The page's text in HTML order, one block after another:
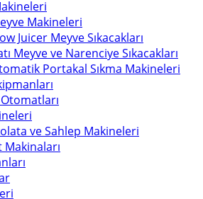
Makineleri
Juicer Meyve Sıkacakları
Meyve ve Narenciye Sıkacakları
Portakal Sıkma Makineleri
Otomatları
ve Sahlep Makineleri
Makinaları